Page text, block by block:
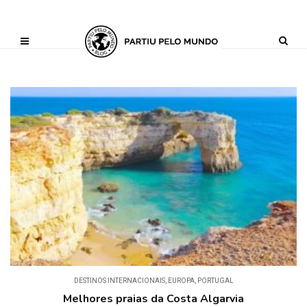
('AI_CONTENT_MARKER_NO_GET_SIDEBAR', true);
DESTINOS INTERNACIONAIS, EUROPA, PORTUGAL
Melhores praias da Costa Algarvia